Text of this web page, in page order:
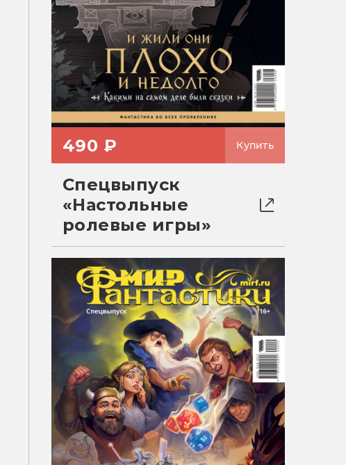
490 ₽ Купить
Спецвыпуск
«Настольные
ролевые игры»